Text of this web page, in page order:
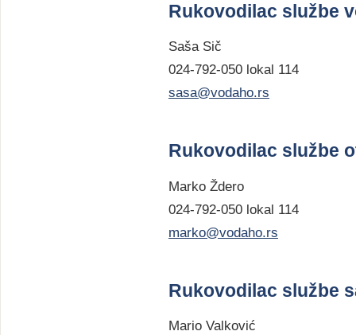
Rukovodilac službe
Saša Sič
024-792-050 lokal 114
sasa@vodaho.rs
Rukovodilac službe
Marko Ždero
024-792-050 lokal 114
marko@vodaho.rs
Rukovodilac službe
Mario Valković